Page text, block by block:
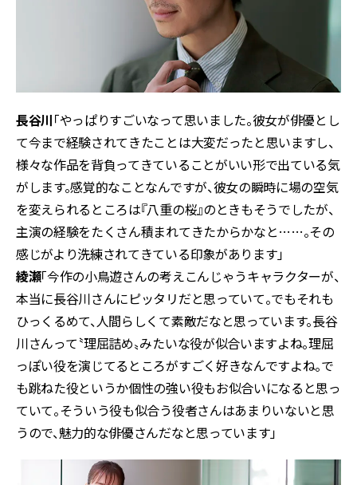
長谷川「やっぱりすごいなって思いました。彼女が俳優とし
て今まで経験されてきたことは大変だったと思いますし、
様々な作品を背負ってきていることがいい形で出ている気
がします。感覚的なことなんですが、彼女の瞬時に場の空気
を変えられるところは『八重の桜』のときもそうでしたが、
主演の経験をたくさん積まれてきたからかなと……。その
感じがより洗練されてきている印象があります」
綾瀬「今作の小鳥遊さんの考えこんじゃうキャラクターが、
本当に長谷川さんにピッタリだと思っていて。でもそれも
ひっくるめて、人間らしくて素敵だなと思っています。長谷
川さんって〝理屈詰め〟みたいな役が似合いますよね。理屈
っぽい役を演じてるところがすごく好きなんですよね。で
も跳ねた役というか個性の強い役もお似合いになると思っ
ていて。そういう役も似合う役者さんはあまりいないと思
うので、魅力的な俳優さんだなと思っています」